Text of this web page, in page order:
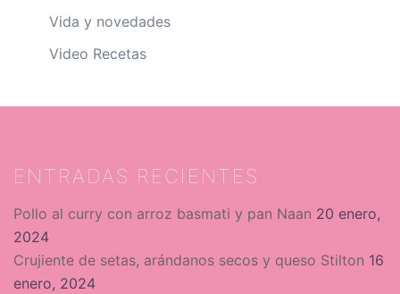
Vida y novedades
Video Recetas
ENTRADAS RECIENTES
Pollo al curry con arroz basmati y pan Naan 20 enero,
2024
Crujiente de setas, arándanos secos y queso Stilton 16
enero, 2024